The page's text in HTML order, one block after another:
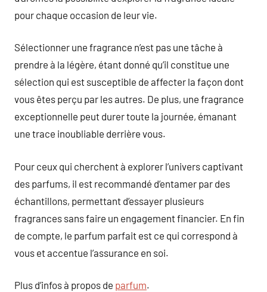
pour chaque occasion de leur vie.
Sélectionner une fragrance n’est pas une tâche à
prendre à la légère, étant donné qu’il constitue une
sélection qui est susceptible de affecter la façon dont
vous êtes perçu par les autres. De plus, une fragrance
exceptionnelle peut durer toute la journée, émanant
une trace inoubliable derrière vous.
Pour ceux qui cherchent à explorer l’univers captivant
des parfums, il est recommandé d’entamer par des
échantillons, permettant d’essayer plusieurs
fragrances sans faire un engagement financier. En fin
de compte, le parfum parfait est ce qui correspond à
vous et accentue l’assurance en soi.
Plus d’infos à propos de parfum.